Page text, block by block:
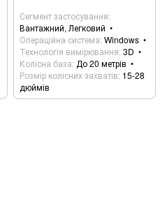
Сегмент застосування
Вантажний, Легковий
Операційна система Windows
Технологія вимірювання 3D
Колісна база До 20 метрів
Розмір колісних захватів 15-28
дюймів